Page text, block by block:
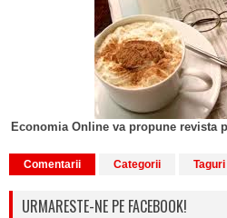
Economia Online va propune revista
Comentarii Categorii Taguri
URMARESTE-NE PE FACEBOOK!